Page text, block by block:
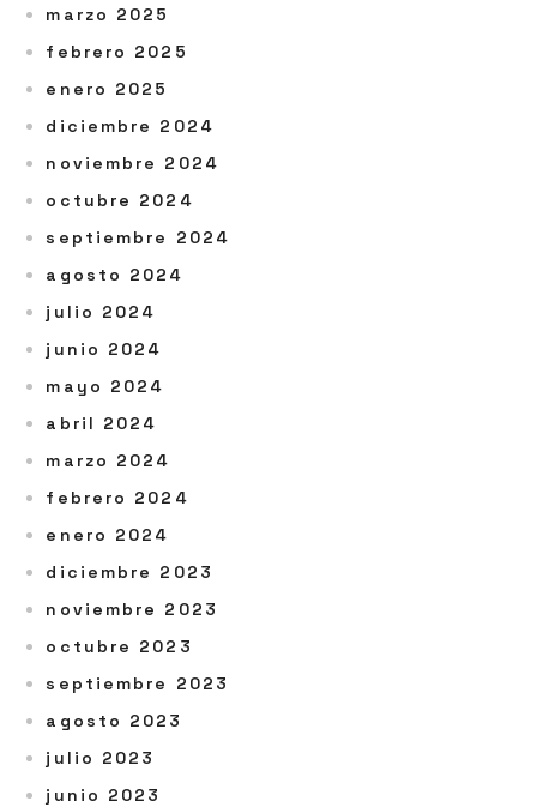
marzo 2025
febrero 2025
enero 2025
diciembre 2024
noviembre 2024
octubre 2024
septiembre 2024
agosto 2024
julio 2024
junio 2024
mayo 2024
abril 2024
marzo 2024
febrero 2024
enero 2024
diciembre 2023
noviembre 2023
octubre 2023
septiembre 2023
agosto 2023
julio 2023
junio 2023